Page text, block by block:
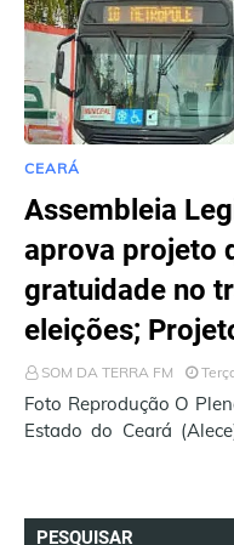
CEARÁ
Assembleia
aprova projeto
gratuidade no
eleições;
SOM DA TERRA FM
Foto Reprodução O
Estado do Ceará
PESQUISAR